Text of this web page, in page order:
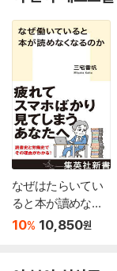
なぜはたらいてい
ると本が讀めなく
なるのか
10% 10,850원